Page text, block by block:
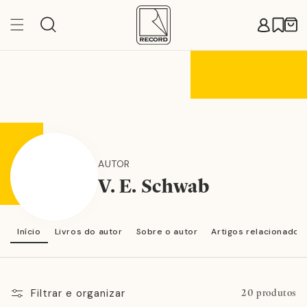
para o
conteúdo
AUTOR
V. E. Schwab
Início Livros do autor Sobre o autor Artigos relacionados
Filtrar e organizar 20 produtos